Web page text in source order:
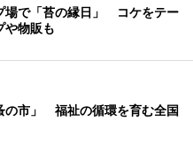
場で「苔の縁日」 コケをテー
や物販も
の市」 福祉の循環を育む全国